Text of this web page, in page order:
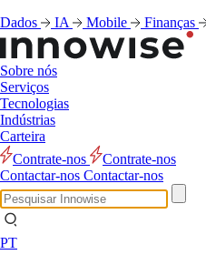
Dados
IA Mobile Finanças
Sobre nós
Serviços
Tecnologias
Indústrias
Carteira
Contrate-nos
Contrate-nos
Contactar-nos Contactar-nos
PT